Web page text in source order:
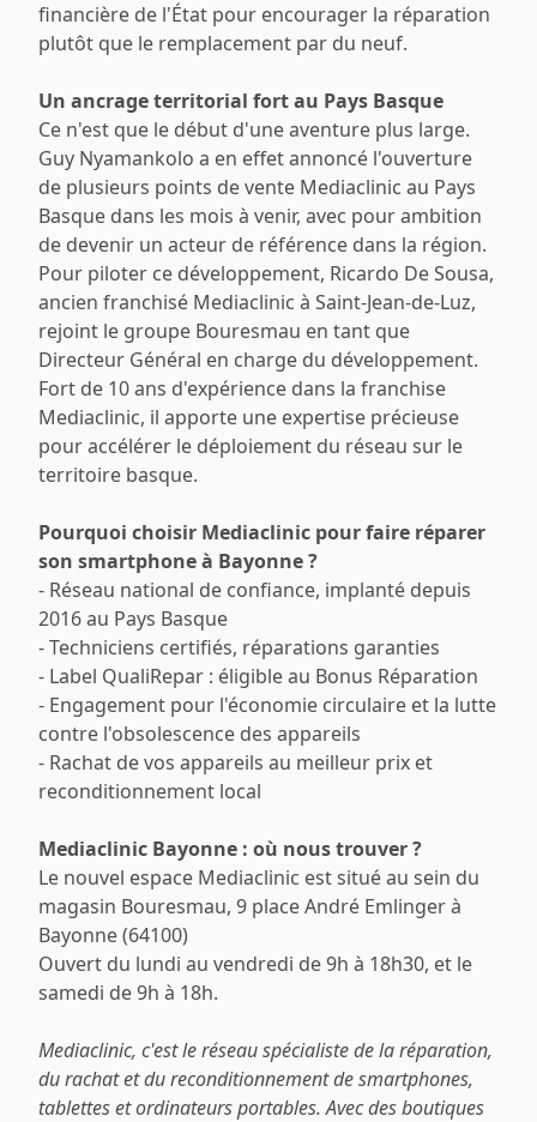
financière de l'État pour encourager la réparation
plutôt que le remplacement par du neuf.
Un ancrage territorial fort au Pays Basque
Ce n'est que le début d'une aventure plus large.
Guy Nyamankolo a en effet annoncé l'ouverture
de plusieurs points de vente Mediaclinic au Pays
Basque dans les mois à venir, avec pour ambition
de devenir un acteur de référence dans la région.
Pour piloter ce développement, Ricardo De Sousa,
ancien franchisé Mediaclinic à Saint-Jean-de-Luz,
rejoint le groupe Bouresmau en tant que
Directeur Général en charge du développement.
Fort de 10 ans d'expérience dans la franchise
Mediaclinic, il apporte une expertise précieuse
pour accélérer le déploiement du réseau sur le
territoire basque.
Pourquoi choisir Mediaclinic pour faire réparer
son smartphone à Bayonne ?
- Réseau national de confiance, implanté depuis
2016 au Pays Basque
- Techniciens certifiés, réparations garanties
- Label QualiRepar : éligible au Bonus Réparation
- Engagement pour l'économie circulaire et la lutte
contre l'obsolescence des appareils
- Rachat de vos appareils au meilleur prix et
reconditionnement local
Mediaclinic Bayonne : où nous trouver ?
Le nouvel espace Mediaclinic est situé au sein du
magasin Bouresmau, 9 place André Emlinger à
Bayonne (64100)
Ouvert du lundi au vendredi de 9h à 18h30, et le
samedi de 9h à 18h.
Mediaclinic, c'est le réseau spécialiste de la réparation,
du rachat et du reconditionnement de smartphones,
tablettes et ordinateurs portables. Avec des boutiques